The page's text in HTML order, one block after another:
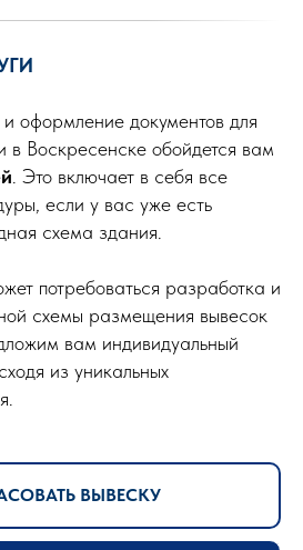
оформление документов для
в Воскресенске обойдется вам
. Это включает в себя все
если у вас уже есть
схема здания.
потребоваться разработка и
схемы размещения вывесок
вам индивидуальный
из уникальных
ВЫВЕСКУ